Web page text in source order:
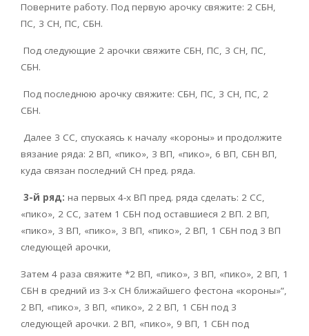
Поверните работу. Под первую арочку свяжите: 2 СБН,
ПС, 3 СН, ПС, СБН.
Под следующие 2 арочки свяжите СБН, ПС, 3 СН, ПС,
СБН.
Под последнюю арочку свяжите: СБН, ПС, 3 СН, ПС, 2
СБН.
Далее 3 СС, спускаясь к началу «короны» и продолжите
вязание ряда: 2 ВП, «пико», 3 ВП, «пико», 6 ВП, СБН ВП,
куда связан последний СН пред. ряда.
3-й ряд: на первых 4-х ВП пред. ряда сделать: 2 СС,
«пико», 2 СС, затем 1 СБН под оставшиеся 2 ВП. 2 ВП,
«пико», 3 ВП, «пико», 3 ВП, «пико», 2 ВП, 1 СБН под 3 ВП
следующей арочки,
Затем 4 раза свяжите *2 ВП, «пико», 3 ВП, «пико», 2 ВП, 1
СБН в средний из 3-х СН ближайшего фестона «короны»”,
2 ВП, «пико», 3 ВП, «пико», 2 2 ВП, 1 СБН под 3
следующей арочки. 2 ВП, «пико», 9 ВП, 1 СБН под